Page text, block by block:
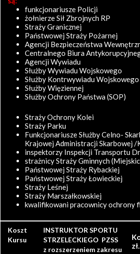
funkcjonariusze Policji
żołnierze Sił Zbrojnych RP
Straży Granicznej
Państwowej Straży Pożarnej
Agencji Bezpieczeństwa
Centralnego Biura
Agencji Wywiadu
Służby Wywiadu Wojskowego
Służby Kontrwywiadu Wojskowego
Służby Więziennej
Służby Ochrony Państwa (SOP)
Straży Ochrony Kolei
Straży Parku
Funkcjonariusze Służby Celno-
Krajowej Administracji Skarbowej /
inspektorzy Inspekcji Transportu
strażnicy Straży Gminnych
Państwowej Straży Rybackiej
Państwowej Straży Łowieckiej
Straży Leśnej
Straży Marszałkowskiej
kwalifikowani pracownicy ochrony
Koszt
Kursu
INSTRUKTOR SPORTU
STRZELECKIEGO PZSS
z rozszerzeniem zakresu
zł.